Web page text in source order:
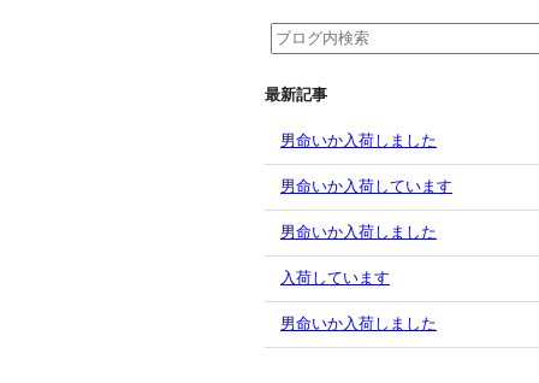
最新記事
男命いか入荷しました
男命いか入荷しています
男命いか入荷しました
入荷しています
男命いか入荷しました